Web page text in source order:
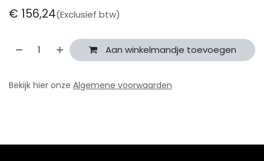
€ 156,24(Exclusief btw)
Aan winkelmandje toevoegen
Bekijk hier onze Algemene voorwaarden